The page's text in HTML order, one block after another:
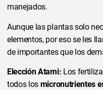
manejados.
Aunque las plantas solo
elementos, por eso se les
de importantes que los
Elección Atami: Los
todos los micronutrientes